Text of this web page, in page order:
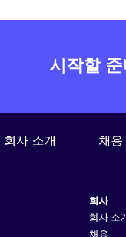
시작할
회사 소개 채용
회사
회사 소
채용